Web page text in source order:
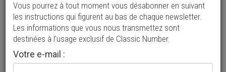
Vos annonces vues par
plus de 4 millions de collectionneurs
Ajouter une annonce
Vous pourrez à tout moment vous désabonner en suivant
les instructions qui figurent au bas de chaque newsletter.
Les informations que vous nous transmettez sont
destinées à l’usage exclusif de Classic Number.
Votre e-mail :